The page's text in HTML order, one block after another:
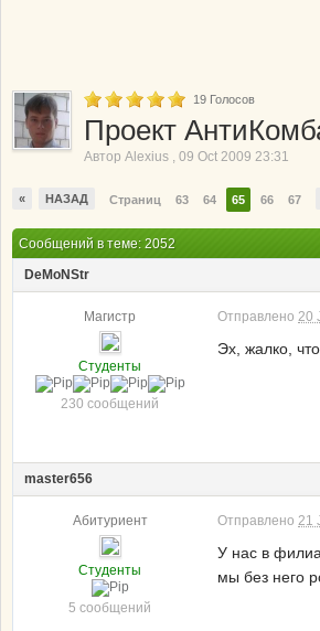
19 Голосов
Проект
Автор Alexius , 09 Oct 2009 23:31
« НАЗАД Страниц 63 64 65 66 67
Сообщений в теме: 2052
DeMoNStr
Магистр
Студенты
230 сообщений
Отправлено 20
Эх, жалко,
master656
Абитуриент
Студенты
5 сообщений
Отправлено 21
У нас в
мы без него